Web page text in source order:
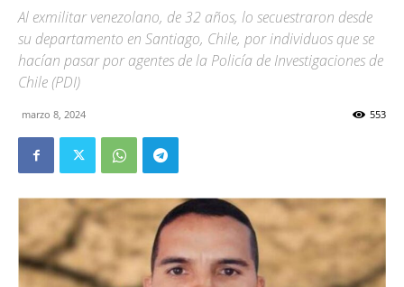
Al exmilitar venezolano, de 32 años, lo secuestraron desde
su departamento en Santiago, Chile, por individuos que se
hacían pasar por agentes de la Policía de Investigaciones de
Chile (PDI)
marzo 8, 2024 553